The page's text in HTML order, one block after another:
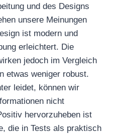
und des Designs
unsere Meinungen
ist modern und
erleichtert. Die
jedoch im Vergleich
etwas weniger robust.
leidet, können wir
nicht
hervorzuheben ist
die in Tests als praktisch